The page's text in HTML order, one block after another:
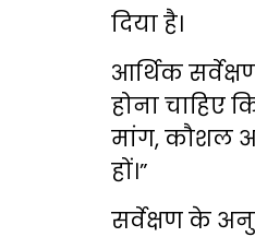
दिया है।
आर्थिक
होना चाहिए
मांग, कौशल
हों।”
सर्वेक्षण के